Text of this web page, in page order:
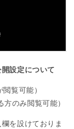
設定について
覧可能）
のみ閲覧可能）
を設けておりま